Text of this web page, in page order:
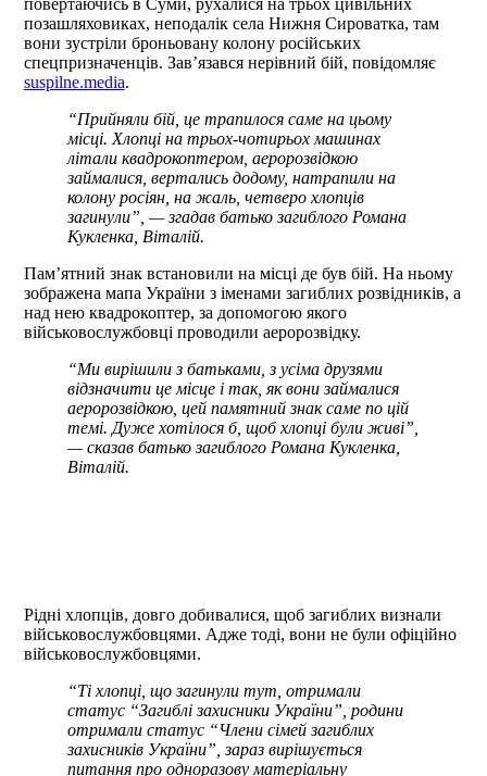
позашляховиках, неподалік села Нижня Сироватка, там
вони зустріли броньовану колону російських
спецпризначенців. Зав’язався нерівний бій, повідомляє
suspilne.media.
“Прийняли бій, це трапилося саме на цьому
місці. Хлопці на трьох-чотирьох машинах
літали квадрокоптером, аеророзвідкою
займалися, вертались додому, натрапили на
колону росіян, на жаль, четверо хлопців
загинули”, — згадав батько загиблого Романа
Кукленка, Віталій.
Пам’ятний знак встановили на місці де був бій. На ньому
зображена мапа України з іменами загиблих розвідників, а
над нею квадрокоптер, за допомогою якого
військовослужбовці проводили аеророзвідку.
“Ми вирішили з батьками, з усіма друзями
відзначити це місце і так, як вони займалися
аеророзвідкою, цей памятний знак саме по цій
темі. Дуже хотілося б, щоб хлопці були живі”,
— сказав батько загиблого Романа Кукленка,
Віталій.
Рідні хлопців, довго добивалися, щоб загиблих визнали
військовослужбовцями. Адже тоді, вони не були офіційно
військовослужбовцями.
“Ті хлопці, що загинули тут, отримали
статус “Загиблі захисники України”, родини
отримали статус “Члени сімей загиблих
захисників України”, зараз вирішується
питання про одноразову матеріальну